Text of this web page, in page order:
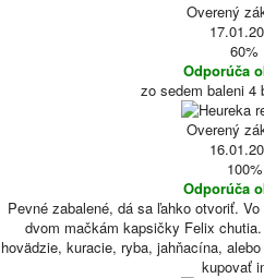
Overený
60%
Odporúča
zo sedem baleni 4
Overený
100%
Odporúča
Pevné zabalené, dá sa ľahko otvoriť.
dvom mačkám kapsičky Felix
hovädzie, kuracie, ryba, jahňacína,
kupovať